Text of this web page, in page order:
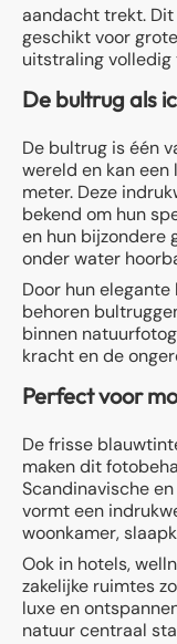
aandacht trekt.
geschikt voor
uitstraling
De bultrug als
De bultrug is één
wereld en kan
meter. Deze
bekend om hun
en hun bijzondere
onder water
Door hun
behoren
binnen
kracht en de
Perfect voor
De frisse
maken dit
Scandinavische
vormt een
woonkamer,
Ook in hotels,
zakelijke ruimtes
luxe en
natuur centraal